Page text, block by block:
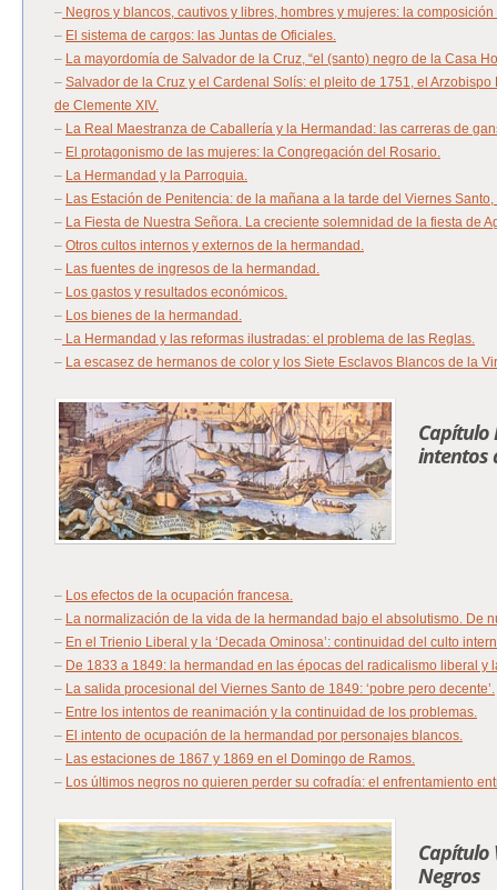
– Negros y blancos, cautivos y libres, hombres y mujeres: la
– El sistema de cargos: las Juntas de Oficiales.
– La mayordomía de Salvador de la Cruz, “el (santo) negro de la Casa
– Salvador de la Cruz y el Cardenal Solís: el pleito de 1751, el
de Clemente XIV.
– La Real Maestranza de Caballería y la Hermandad: las carreras de
– El protagonismo de las mujeres: la Congregación del Rosario.
– La Hermandad y la Parroquia.
– Las Estación de Penitencia: de la mañana a la tarde del Viernes
– La Fiesta de Nuestra Señora. La creciente solemnidad de la fiesta de
– Otros cultos internos y externos de la hermandad.
– Las fuentes de ingresos de la hermandad.
– Los gastos y resultados económicos.
– Los bienes de la hermandad.
– La Hermandad y las reformas ilustradas: el problema de las Reglas.
– La escasez de hermanos de color y los Siete Esclavos Blancos de la
Capítulo
intentos
– Los efectos de la ocupación francesa.
– La normalización de la vida de la hermandad bajo el absolutismo. De
– En el Trienio Liberal y la ‘Decada Ominosa’: continuidad del culto
– De 1833 a 1849: la hermandad en las épocas del radicalismo liberal y
– La salida procesional del Viernes Santo de 1849: ‘pobre pero decente’.
– Entre los intentos de reanimación y la continuidad de los problemas.
– El intento de ocupación de la hermandad por personajes blancos.
– Las estaciones de 1867 y 1869 en el Domingo de Ramos.
– Los últimos negros no quieren perder su cofradía: el enfrentamiento
Capítulo
Negros